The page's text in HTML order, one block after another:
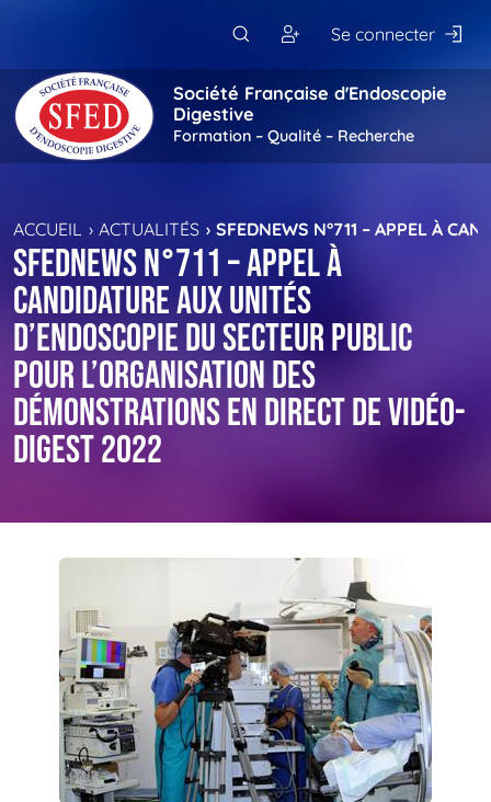
Se connecter
Société Française d'Endoscopie
Digestive
Formation – Qualité – Recherche
ACCUEIL ACTUALITÉS SFEDNEWS N°711 – APPEL À
SFEDNEWS N°711 – Appel à
candidature aux unités
d’endoscopie du secteur public
pour l’organisation des
démonstrations en direct de Vidéo-
Digest 2022